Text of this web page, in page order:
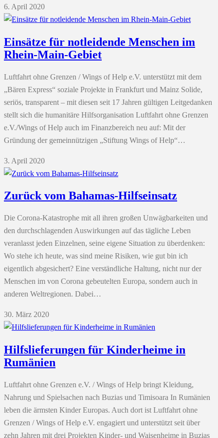
6. April 2020
Einsätze für notleidende Menschen im
Rhein-Main-Gebiet
Luftfahrt ohne Grenzen / Wings of Help e.V. unterstützt mit dem
„Bären Express“ soziale Projekte in Frankfurt und Mainz Solide,
seriös, transparent – mit diesen seit 17 Jahren gültigen Leitgedanken
stellt sich die humanitäre Hilfsorganisation Luftfahrt ohne Grenzen
e.V./Wings of Help auch im Finanzbereich neu auf: Mit der
Gründung der gemeinnützigen „Stiftung Wings of Help“…
3. April 2020
Zurück vom Bahamas-Hilfseinsatz
Die Corona-Katastrophe mit all ihren großen Unwägbarkeiten und
den durchschlagenden Auswirkungen auf das tägliche Leben
veranlasst jeden Einzelnen, seine eigene Situation zu überdenken:
Wo stehe ich heute, was sind meine Risiken, wie gut bin ich
eigentlich abgesichert? Eine verständliche Haltung, nicht nur der
Menschen im von Corona gebeutelten Europa, sondern auch in
anderen Weltregionen. Dabei…
30. März 2020
Hilfslieferungen für Kinderheime in
Rumänien
Luftfahrt ohne Grenzen e.V. / Wings of Help bringt Kleidung,
Nahrung und Spielsachen nach Buzias und Timisoara In Rumänien
leben die ärmsten Kinder Europas. Auch dort ist Luftfahrt ohne
Grenzen / Wings of Help e.V. engagiert und unterstützt seit über
zehn Jahren mit drei Projekten Kinder- und Waisenheime in Buzias